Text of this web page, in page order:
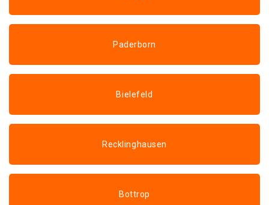
Paderborn
Bielefeld
Recklinghausen
Bottrop